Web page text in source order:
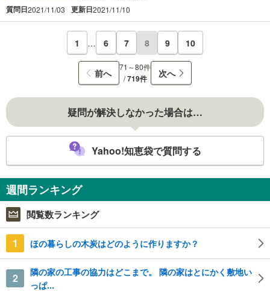
質問日2021/11/03 更新日2021/11/10
1 … 6 7 8 9 10
前へ
71～80件
/719件 次へ
疑問が解決しなかった場合は…
Yahoo!知恵袋で質問する
週間ランキング
閲覧数ランキング
1 ほの暮らしの木炭はどのように作りますか？
2
隣の家の工事の協力はどこまで。 隣の家はとにかく敷地い
っぱ...